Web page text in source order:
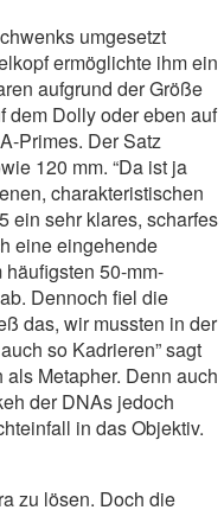
umgesetzt
ermöglichte ihm ein
aufgrund der Größe
dem Dolly oder eben auf
Primes. Der Satz
120 mm. “Da ist ja
charakteristischen
ein sehr klares, scharfes
eine eingehende
50-mm-
Dennoch fiel die
das, wir mussten in der
so Kadrieren” sagt
Metapher. Denn auch
der DNAs jedoch
in das Objektiv.
zu lösen. Doch die